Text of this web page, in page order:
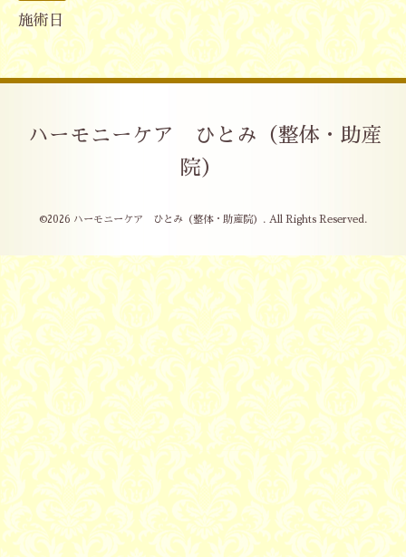
施術日
ハーモニーケア ひとみ（整体・助産
院）
©2026 ハーモニーケア ひとみ（整体・助産院） . All Rights Reserved.